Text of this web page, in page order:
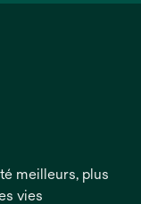
meilleurs, plus
vies